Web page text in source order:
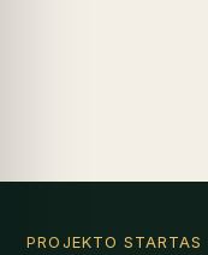
PROJEKTO STARTAS